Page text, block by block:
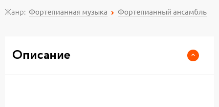
Жанр: Фортепианная музыка Фортепианный ансамбль
Описание